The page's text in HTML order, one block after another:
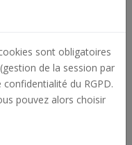
la boucle PMR
participé à la
aux
sont obligatoires
de la session par
du RGPD.
pouvez alors choisir